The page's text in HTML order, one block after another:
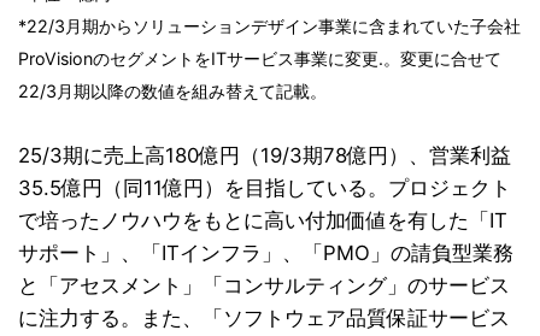
*22/3月期からソリューションデザイン事業に含まれていた子会社
ProVisionのセグメントをITサービス事業に変更.。変更に合せて
22/3月期以降の数値を組み替えて記載。
25/3期に売上高180億円（19/3期78億円）、営業利益
35.5億円（同11億円）を目指している。プロジェクト
で培ったノウハウをもとに高い付加価値を有した「IT
サポート」、「ITインフラ」、「PMO」の請負型業務
と「アセスメント」「コンサルティング」のサービス
に注力する。また、「ソフトウェア品質保証サービス